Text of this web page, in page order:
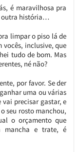
é maravilhosa pra
outra história…
limpar o piso lá de
vocês, inclusive, que
tudo de bom. Mas
né não?
por favor. Se der
uma ou várias
vai precisar gastar, e
seu rosto manchou,
o orçamento que
mancha e trate, é